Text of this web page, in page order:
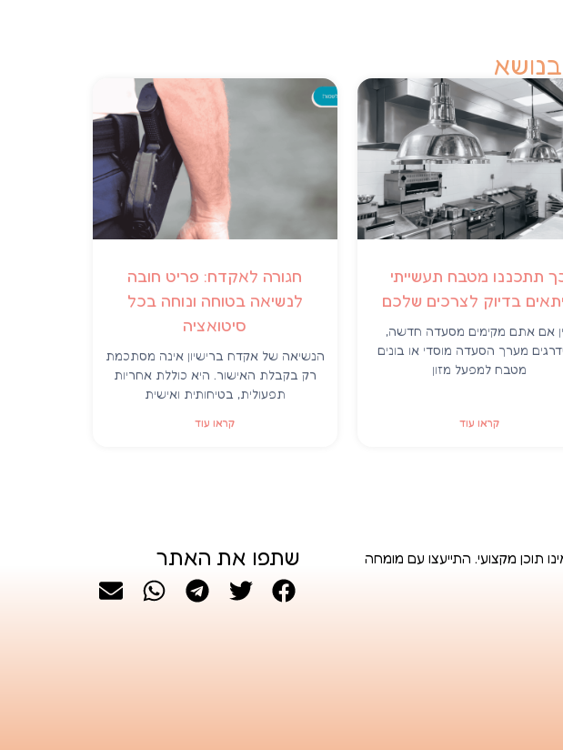
תתכננו מטבח תעשייתי
בדיוק לצרכים שלכם
אם אתם מקימים מסעדה חדשה,
מערך הסעדה מוסדי או בונים
מטבח למפעל מזון
קראו עוד
חגורה לאקדח: פריט חובה
לנשיאה בטוחה ונוחה בכל
סיטואציה
הנשיאה של אקדח ברישיון אינה מסתכמת
רק בקבלת האישור. היא כוללת אחריות
תפעולית, בטיחותית ואישית
קראו עוד
תוכן מקצועי. התייעצו עם מומחה
שתפו את האתר